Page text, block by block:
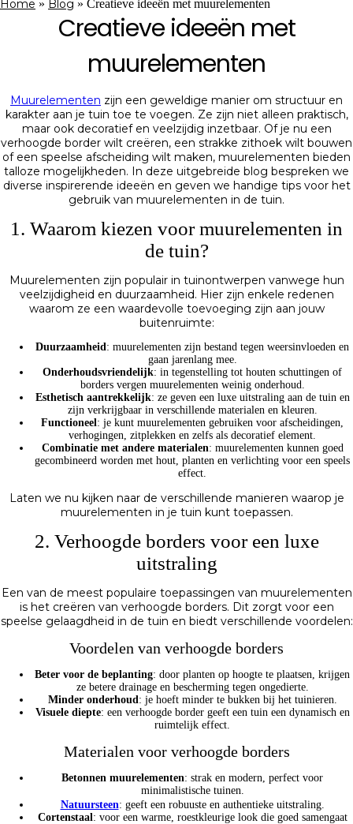
Home » Blog » Creatieve ideeën met muurelementen
Creatieve ideeën met
muurelementen
Muurelementen zijn een geweldige manier om structuur en
karakter aan je tuin toe te voegen. Ze zijn niet alleen praktisch,
maar ook decoratief en veelzijdig inzetbaar. Of je nu een
verhoogde border wilt creëren, een strakke zithoek wilt bouwen
of een speelse afscheiding wilt maken, muurelementen bieden
talloze mogelijkheden. In deze uitgebreide blog bespreken we
diverse inspirerende ideeën en geven we handige tips voor het
gebruik van muurelementen in de tuin.
1. Waarom kiezen voor muurelementen in
de tuin?
Muurelementen zijn populair in tuinontwerpen vanwege hun
veelzijdigheid en duurzaamheid. Hier zijn enkele redenen
waarom ze een waardevolle toevoeging zijn aan jouw
buitenruimte:
Duurzaamheid: muurelementen zijn bestand tegen weersinvloeden en
gaan jarenlang mee.
Onderhoudsvriendelijk: in tegenstelling tot houten schuttingen of
borders vergen muurelementen weinig onderhoud.
Esthetisch aantrekkelijk: ze geven een luxe uitstraling aan de tuin en
zijn verkrijgbaar in verschillende materialen en kleuren.
Functioneel: je kunt muurelementen gebruiken voor afscheidingen,
verhogingen, zitplekken en zelfs als decoratief element.
Combinatie met andere materialen: muurelementen kunnen goed
gecombineerd worden met hout, planten en verlichting voor een speels
effect.
Laten we nu kijken naar de verschillende manieren waarop je
muurelementen in je tuin kunt toepassen.
2. Verhoogde borders voor een luxe
uitstraling
Een van de meest populaire toepassingen van muurelementen
is het creëren van verhoogde borders. Dit zorgt voor een
speelse gelaagdheid in de tuin en biedt verschillende voordelen:
Voordelen van verhoogde borders
Beter voor de beplanting: door planten op hoogte te plaatsen, krijgen
ze betere drainage en bescherming tegen ongedierte.
Minder onderhoud: je hoeft minder te bukken bij het tuinieren.
Visuele diepte: een verhoogde border geeft een tuin een dynamisch en
ruimtelijk effect.
Materialen voor verhoogde borders
Betonnen muurelementen: strak en modern, perfect voor
minimalistische tuinen.
Natuursteen: geeft een robuuste en authentieke uitstraling.
Cortenstaal: voor een warme, roestkleurige look die goed samengaat